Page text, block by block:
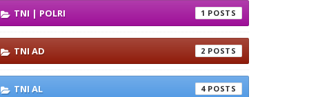
TNI | POLRI 1
TNI AD 2
TNI AL 4